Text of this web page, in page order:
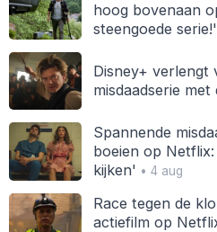
hoog bovenaan
steengoede serie!'
Disney+ verlengt
misdaadserie
Spannende
boeien op
kijken' • 4 aug
Race tegen de
actiefilm op